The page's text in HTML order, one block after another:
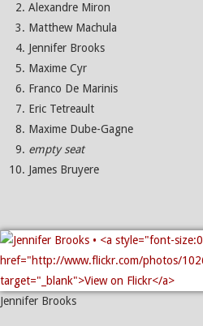
Alexandre Miron
Matthew Machula
Jennifer Brooks
Maxime Cyr
Franco De Marinis
Eric Tetreault
Maxime Dube-Gagne
empty seat
James Bruyere
Jennifer Brooks